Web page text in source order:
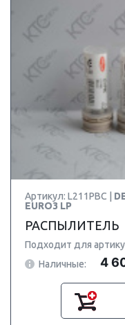
Артикул: L211PBC |
EURO3 LP
РАСПЫЛИТЕЛЬ
Подходит для
Наличные:
4